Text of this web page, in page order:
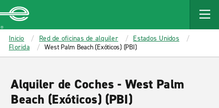
MAIN
CONTENT
Enterprise
Inicio Red de oficinas de alquiler
Estados Unidos
Florida
West Palm Beach (Exóticos) (PBI)
Alquiler de Coches - West Palm
Beach (Exóticos) (PBI)